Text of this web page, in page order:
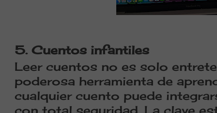
5. Cuentos infantiles
Leer cuentos no es solo
poderosa herramienta de
cualquier cuento puede
con total seguridad. La clave